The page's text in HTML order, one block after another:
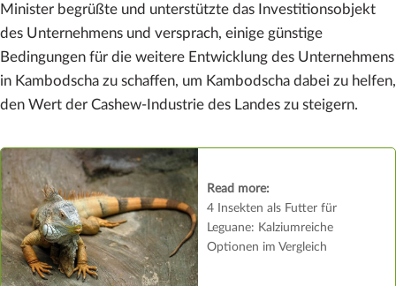
Minister begrüßte und unterstützte das Investitionsobjekt
des Unternehmens und versprach, einige günstige
Bedingungen für die weitere Entwicklung des Unternehmens
in Kambodscha zu schaffen, um Kambodscha dabei zu helfen,
den Wert der Cashew-Industrie des Landes zu steigern.
Read more:
4 Insekten als Futter für
Leguane: Kalziumreiche
Optionen im Vergleich